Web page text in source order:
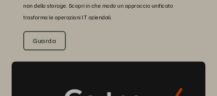
non dello storage. Scopri in che modo un approccio unificato
trasforma le operazioni IT aziendali.
Guarda